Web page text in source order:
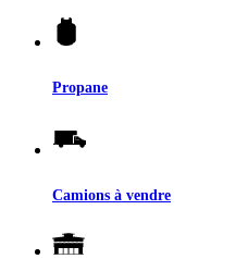
Propane
Camions à vendre